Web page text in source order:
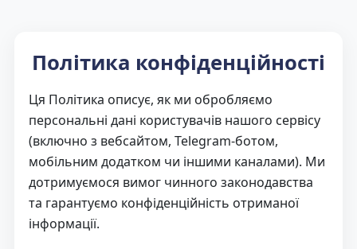
Політика конфіденційності
Ця Політика описує, як ми обробляємо
персональні дані користувачів нашого сервісу
(включно з вебсайтом, Telegram-ботом,
мобільним додатком чи іншими каналами). Ми
дотримуємося вимог чинного законодавства
та гарантуємо конфіденційність отриманої
інформації.